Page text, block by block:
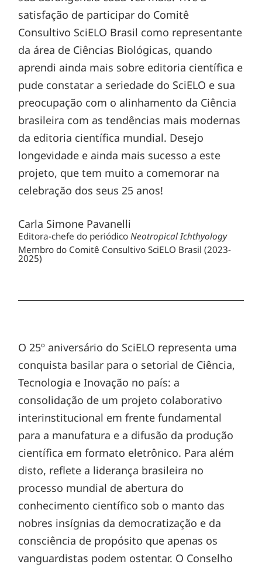
satisfação de participar do Comitê
Consultivo SciELO Brasil como representante
da área de Ciências Biológicas, quando
aprendi ainda mais sobre editoria científica e
pude constatar a seriedade do SciELO e sua
preocupação com o alinhamento da Ciência
brasileira com as tendências mais modernas
da editoria científica mundial. Desejo
longevidade e ainda mais sucesso a este
projeto, que tem muito a comemorar na
celebração dos seus 25 anos!
Carla Simone Pavanelli
Editora-chefe do periódicoNeotropical Ichthyology
Membro do Comitê Consultivo SciELO Brasil (2023-
2025)
O 25º aniversário do SciELO representa uma
conquista basilar para o setorial de Ciência,
Tecnologia e Inovação no país: a
consolidação de um projeto colaborativo
interinstitucional em frente fundamental
para a manufatura e a difusão da produção
científica em formato eletrônico. Para além
disto, reflete a liderança brasileira no
processo mundial de abertura do
conhecimento científico sob o manto das
nobres insígnias da democratização e da
consciência de propósito que apenas os
vanguardistas podem ostentar. O Conselho